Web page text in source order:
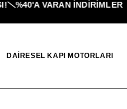
%40'A VARAN İNDIRIMLER
DAIRESEL KAPI MOTORLARI